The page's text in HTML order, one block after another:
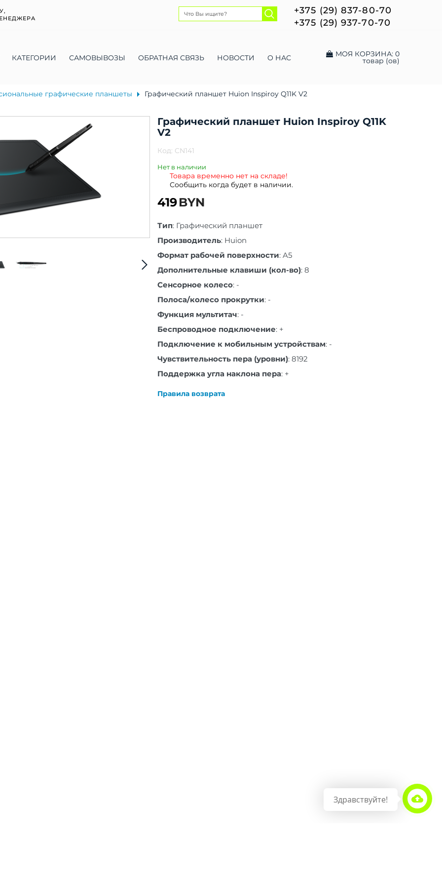
+375 (29) 837-80-70
+375 (29) 937-70-70
КАТЕГОРИИ САМОВЫВОЗЫ ОБРАТНАЯ СВЯЗЬ НОВОСТИ О НАС МОЯ КОРЗИНА: 0
товар (ов)
графические планшеты Графический планшет Huion Inspiroy Q11K V2
Графический планшет Huion Inspiroy Q11K
V2
Код: CN141
Нет в наличии
Товара временно нет на складе!
Сообщить когда будет в наличии.
419BYN
Тип: Графический планшет
Производитель: Huion
Формат рабочей поверхности: A5
Дополнительные клавиши (кол-во): 8
Сенсорное колесо: -
Полоса/колесо прокрутки: -
Функция мультитач: -
Беспроводное подключение: +
Подключение к мобильным устройствам: -
Чувствительность пера (уровни): 8192
Поддержка угла наклона пера: +
Правила возврата
Здравствуйте!